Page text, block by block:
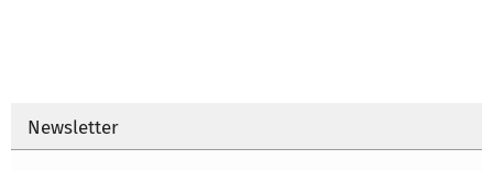
Newsletter